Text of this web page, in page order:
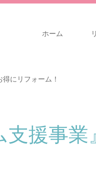
ホーム
にリフォーム！
支援事業